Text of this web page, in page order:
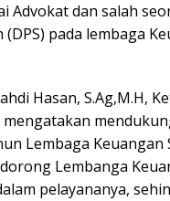
Advokat dan salah
(DPS) pada lembaga
Hasan, S.Ag,M.H,
Lembaga Keuangan
Lembanga
pelayananya,